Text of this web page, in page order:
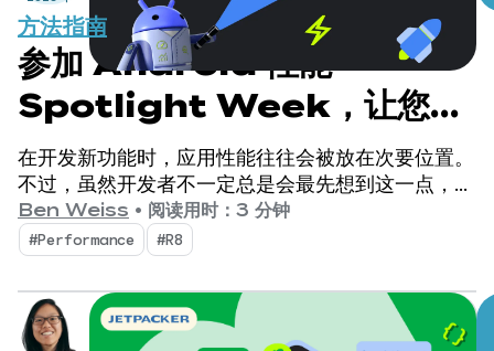
方法指南
参加 Android 性能
Spotlight Week，让您的
应用快速步入正轨！
在开发新功能时，应用性能往往会被放在次要位置。
不过，虽然开发者不一定总是会最先想到这一点，但
用户可以清楚地看到应用的性能在哪些方面落后。
Ben Weiss • 阅读用时：3 分钟
#Performance #R8